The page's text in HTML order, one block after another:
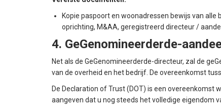
Kopie paspoort en woonadressen bewijs van
oprichting, M&AA, geregistreerd directeur /
4. GeGenomineerderde-
Net als de GeGenomineerderde-directeur, zal de
van de overheid en het bedrijf. De overeenkomst
De Declaration of Trust (DOT) is een overeenkomst
aangeven dat u nog steeds het volledige eigendom